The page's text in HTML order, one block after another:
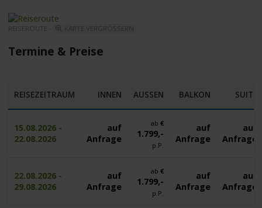
REISEROUTE -
Termine & Preise
REISEZEITRAUM INNEN AUSSEN BALKON SUITE
15.08.2026 -
22.08.2026
auf
Anfrage
ab€
1.799,-
p.P.
auf
Anfrage
auf
Anfrage
22.08.2026 -
29.08.2026
auf
Anfrage
ab€
1.799,-
p.P.
auf
Anfrage
auf
Anfrage